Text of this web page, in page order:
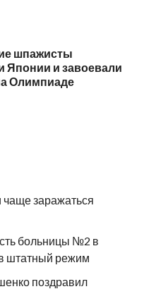
шпажисты
Японии и завоевали
Олимпиаде
заражаться
больницы №2 в
штатный режим
поздравил